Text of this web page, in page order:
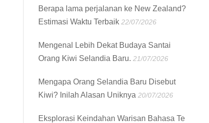
Berapa lama perjalanan ke New Zealand?
Estimasi Waktu Terbaik 22/07/2026
Mengenal Lebih Dekat Budaya Santai
Orang Kiwi Selandia Baru. 21/07/2026
Mengapa Orang Selandia Baru Disebut
Kiwi? Inilah Alasan Uniknya 20/07/2026
Eksplorasi Keindahan Warisan Bahasa Te